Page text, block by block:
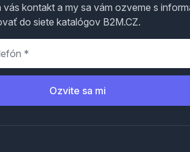
vás kontakt a my sa vám ozveme s
do siete katalógov B2M.CZ.
Ozvite sa mi